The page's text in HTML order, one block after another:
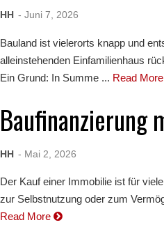
HH - Juni 7, 2026
Bauland ist vielerorts knapp und
alleinstehenden Einfamilienhaus
Ein Grund: In Summe ... Read
Baufinanzierung
HH - Mai 2, 2026
Der Kauf einer Immobilie ist für
zur Selbstnutzung oder zum
Read More